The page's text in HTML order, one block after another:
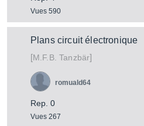
Vues 590
Plans circuit électronique
[M.F.B. Tanzbär]
Rep. 0
Vues 267
romuald64